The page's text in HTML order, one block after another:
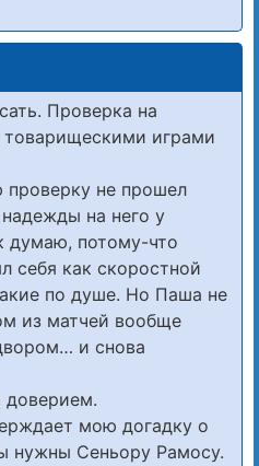
Проверка на
товарищескими играми
не прошел
на него у
думаю, потому-что
себя как скоростной
по душе. Но Паша не
из матчей вообще
и снова
доверием.
мою догадку о
нужны Сеньору Рамосу.